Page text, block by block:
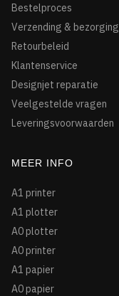
Bestelproces
Verzending & bezorging
Retourbeleid
Klantenservice
Designjet reparatie
Veelgestelde vragen
Leveringsvoorwaarden
MEER INFO
A1 printer
A1 plotter
A0 plotter
A0 printer
A1 papier
A0 papier